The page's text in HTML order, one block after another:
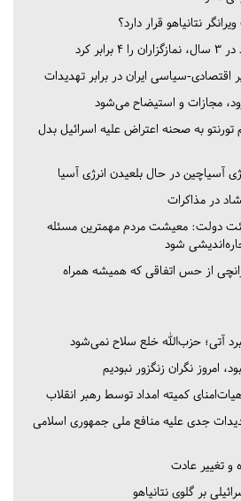
نتانیاهو قرار دارد؟
کرد
اقتصادی-سیاسی ایران در برابر تهدیدات
مجازات و استیضاح می‌شود
تورنتو به صحنه اعتراض علیه اسرائیل بدل
آسیاچین در حال بلعیدن انرژی آسیا
در مذاکرات
دولت: معیشت مردم مهمترین مسئله
شود
از حس اتفاقی که همیشه همراه
آتی؛ حزب‌الله خلع سلاح نمی‌شود
امروز نگران زنگزور نبودیم
کمیته امداد توسط رهبر انقلاب
جدی علیه منافع ملی جمهوری اسلامی
و تغییر عادت
بر گلوی نتانیاهو